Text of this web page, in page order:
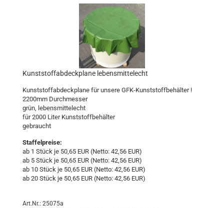
Kunst­stoff­ab­deck­pla­ne le­bens­mit­tel­echt
Kunst­stoff­ab­deck­pla­ne für un­se­re GFK-​Kunststoffbehälter !
2200mm Durch­mes­ser
grün, le­bens­mit­tel­echt
für 2000 Liter Kunst­stoff­be­häl­ter
ge­braucht
Staffelpreise:
ab 1 Stück je 50,65 EUR (Netto: 42,56 EUR)
ab 5 Stück je 50,65 EUR (Netto: 42,56 EUR)
ab 10 Stück je 50,65 EUR (Netto: 42,56 EUR)
ab 20 Stück je 50,65 EUR (Netto: 42,56 EUR)
Art.Nr.: 25075a